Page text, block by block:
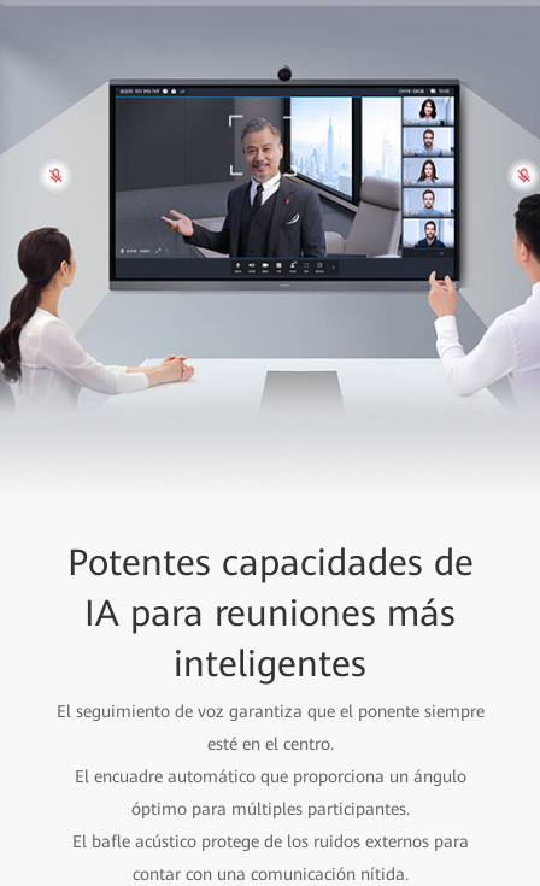
Potentes capacidades de
IA para reuniones más
inteligentes
El seguimiento de voz garantiza que el ponente siempre
esté en el centro.
El encuadre automático que proporciona un ángulo
óptimo para múltiples participantes.
El bafle acústico protege de los ruidos externos para
contar con una comunicación nítida.